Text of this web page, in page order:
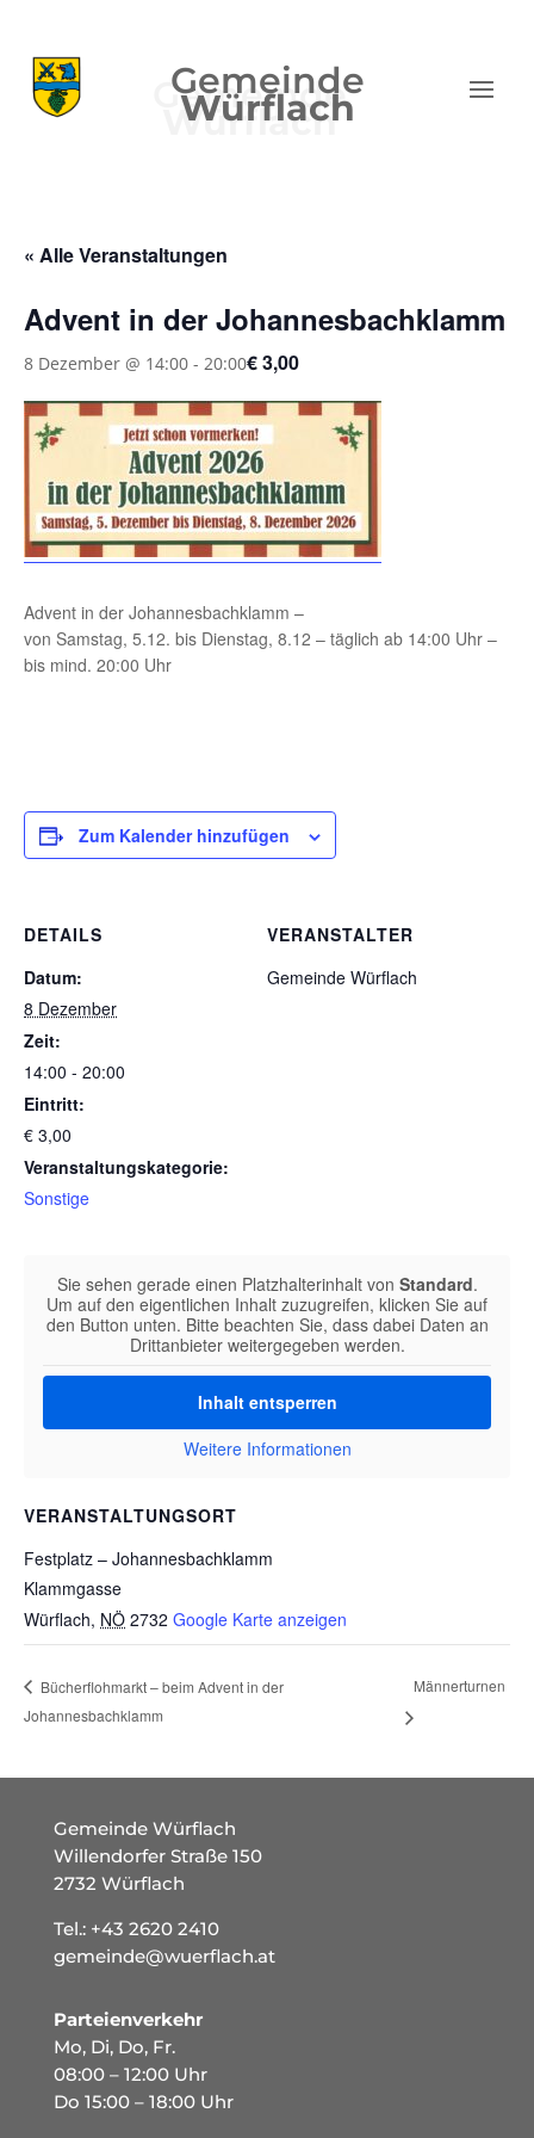
Gemeinde
Würflach
« Alle Veranstaltungen
Advent in der Johannesbachklamm
8 Dezember @ 14:00 - 20:00€ 3,00
Advent in der Johannesbachklamm –
von Samstag, 5.12. bis Dienstag, 8.12 – täglich ab 14:00 Uhr –
bis mind. 20:00 Uhr
Zum Kalender hinzufügen
DETAILS
Datum:
8 Dezember
Zeit:
14:00 - 20:00
Eintritt:
€ 3,00
Veranstaltungskategorie:
Sonstige
VERANSTALTER
Gemeinde Würflach
VERANSTALTUNGSORT
Festplatz – Johannesbachklamm
Klammgasse
Würflach, NÖ 2732 Google Karte anzeigen
Sie sehen gerade einen Platzhalterinhalt von Standard.
Um auf den eigentlichen Inhalt zuzugreifen, klicken Sie auf
den Button unten. Bitte beachten Sie, dass dabei Daten an
Drittanbieter weitergegeben werden.
Inhalt entsperren
Weitere Informationen
Bücherflohmarkt – beim Advent in der
Johannesbachklamm
Männerturnen
Gemeinde Würflach
Willendorfer Straße 150
2732 Würflach
Tel.: +43 2620 2410
gemeinde@wuerflach.at
Parteienverkehr
Mo, Di, Do, Fr.
08:00 – 12:00 Uhr
Do 15:00 – 18:00 Uhr